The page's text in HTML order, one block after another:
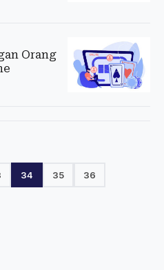
Orang
34 35 36